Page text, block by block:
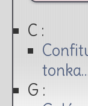
C :
G :